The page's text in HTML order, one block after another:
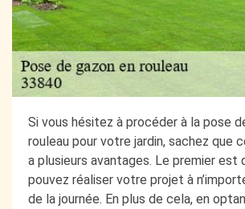
Si vous hésitez à procéder à la pose
rouleau pour votre jardin, sachez que
a plusieurs avantages. Le premier est
pouvez réaliser votre projet à
de la journée. En plus de cela, en